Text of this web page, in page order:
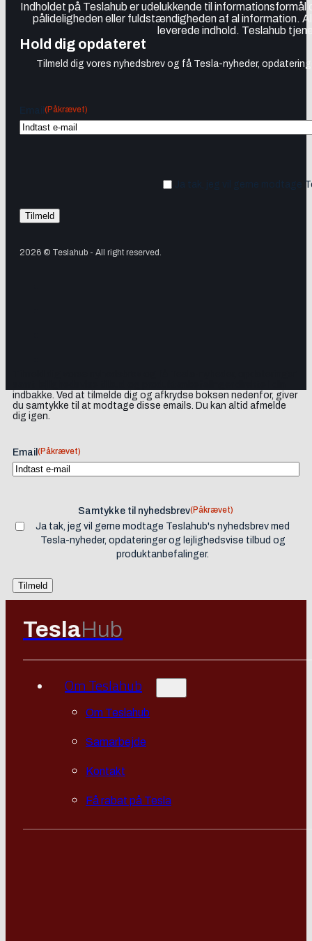
Indholdet på Teslahub er udelukkende til
pålideligheden eller fuldstændigheden af al information.
leverede indhold. Teslahub
Hold dig opdateret
Tilmeld dig vores nyhedsbrev og få Tesla-nyheder,
(Påkrævet)
Ja tak, jeg vil gerne modtage
2026 © Teslahub - All right reserved.
indbakke. Ved at tilmelde dig og afkrydse boksen nedenfor, giver
du samtykke til at modtage disse emails. Du kan altid afmelde
dig igen.
Email (Påkrævet)
Samtykke til nyhedsbrev(Påkrævet)
Ja tak, jeg vil gerne modtage Teslahub's nyhedsbrev med
Tesla-nyheder, opdateringer og lejlighedsvise tilbud og
produktanbefalinger.
TeslaHub
Om Teslahub
Om Teslahub
Samarbejde
Kontakt
Få rabat på Tesla